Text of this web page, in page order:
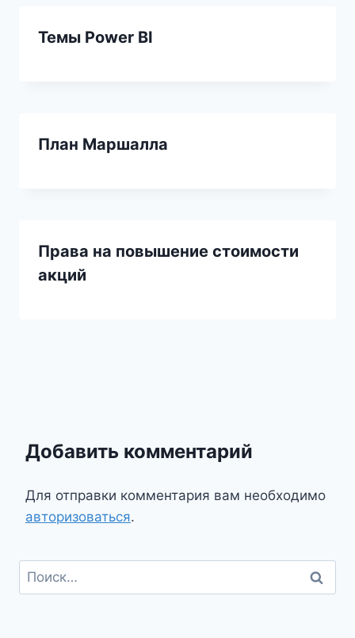
Темы Power BI
План Маршалла
Права на повышение стоимости
акций
Добавить комментарий
Для отправки комментария вам необходимо
авторизоваться.
Найти: